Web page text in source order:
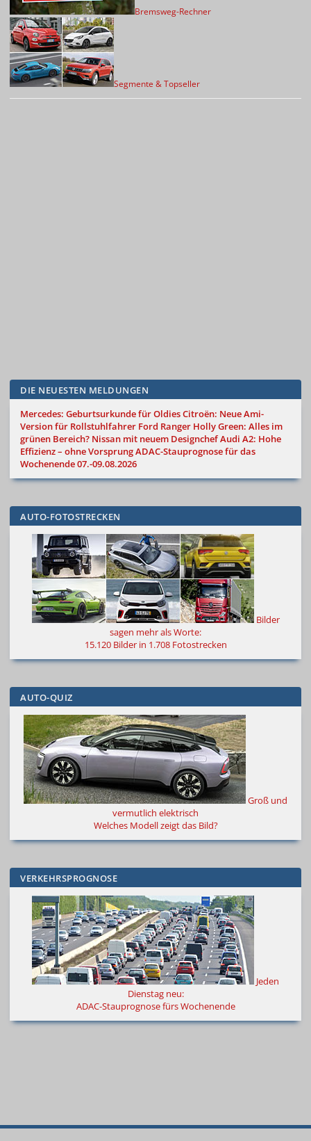
Bremsweg-Rechner
Segmente & Topseller
DIE NEUESTEN MELDUNGEN
Mercedes: Geburtsurkunde für OldiesCitroën: Neue Ami-
Version für Rollstuhlfahrer Ford Ranger Holly Green: Alles im
grünen Bereich? Nissan mit neuem DesignchefAudi A2: Hohe
Effizienz – ohne VorsprungADAC-Stauprognose für das
Wochenende 07.-09.08.2026
AUTO-FOTOSTRECKEN
Bilder
sagen mehr als Worte:
15.120 Bilder in 1.708 Fotostrecken
AUTO-QUIZ
Groß und
vermutlich elektrisch
Welches Modell zeigt das Bild?
VERKEHRSPROGNOSE
Jeden
Dienstag neu:
ADAC-Stauprognose fürs Wochenende